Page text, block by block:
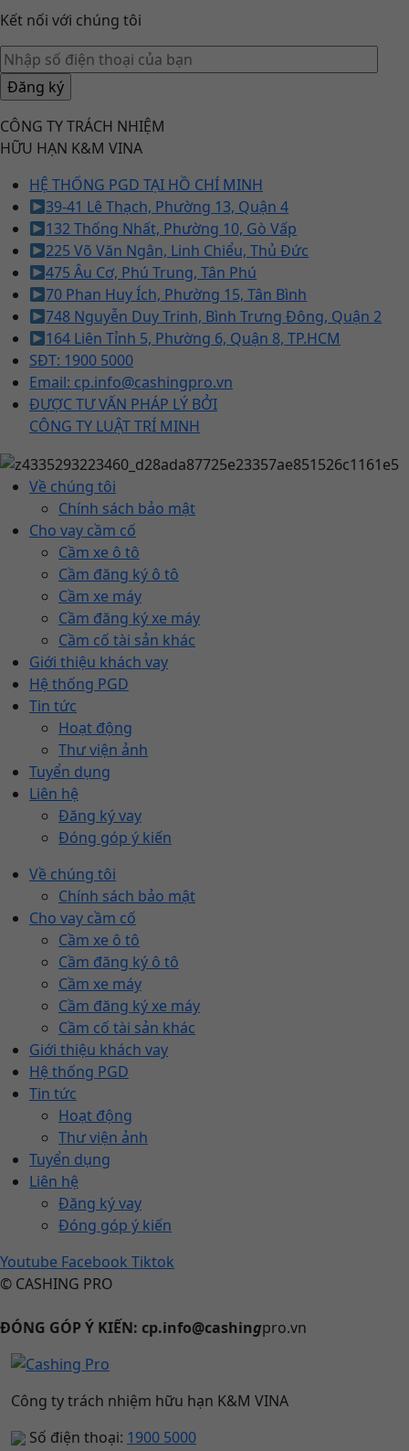
Kết nối với chúng tôi
CÔNG TY TRÁCH NHIỆM
HỮU HẠN K&M VINA
HỆ THỐNG PGD TẠI HỒ CHÍ MINH
39-41 Lê Thạch, Phường 13, Quận 4
132 Thống Nhất, Phường 10, Gò Vấp
225 Võ Văn Ngân, Linh Chiểu, Thủ Đức
475 Âu Cơ, Phú Trung, Tân Phú
70 Phan Huy Ích, Phường 15, Tân Bình
748 Nguyễn Duy Trinh, Bình Trưng Đông, Quận 2
164 Liên Tỉnh 5, Phường 6, Quận 8, TP.HCM
SĐT: 1900 5000
Email: cp.info@cashingpro.vn
ĐƯỢC TƯ VẤN PHÁP LÝ BỞI
CÔNG TY LUẬT TRÍ MINH
Về chúng tôi
Chính sách bảo mật
Cho vay cầm cố
Cầm xe ô tô
Cầm đăng ký ô tô
Cầm xe máy
Cầm đăng ký xe máy
Cầm cố tài sản khác
Giới thiệu khách vay
Hệ thống PGD
Tin tức
Hoạt động
Thư viện ảnh
Tuyển dụng
Liên hệ
Đăng ký vay
Đóng góp ý kiến
Về chúng tôi
Chính sách bảo mật
Cho vay cầm cố
Cầm xe ô tô
Cầm đăng ký ô tô
Cầm xe máy
Cầm đăng ký xe máy
Cầm cố tài sản khác
Giới thiệu khách vay
Hệ thống PGD
Tin tức
Hoạt động
Thư viện ảnh
Tuyển dụng
Liên hệ
Đăng ký vay
Đóng góp ý kiến
Youtube Facebook Tiktok
© CASHING PRO
ĐÓNG GÓP Ý KIẾN: cp.info@cashingpro.vn
Công ty trách nhiệm hữu hạn K&M VINA
Số điện thoại: 1900 5000